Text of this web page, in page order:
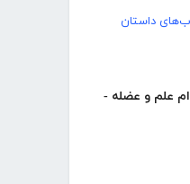
داستان
علم و عضله -